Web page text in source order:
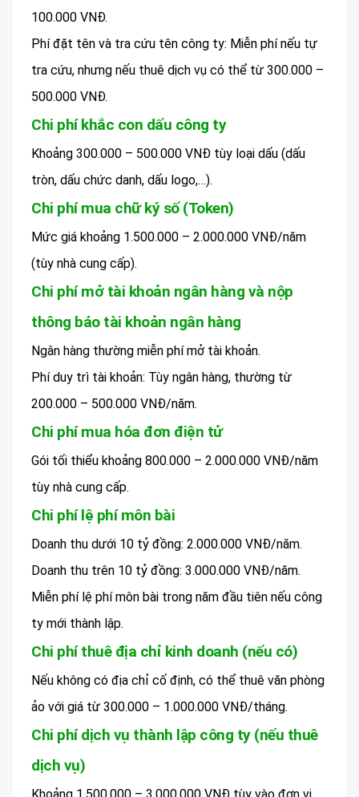
100.000 VNĐ.
Phí đặt tên và tra cứu tên công ty: Miễn phí nếu tự
tra cứu, nhưng nếu thuê dịch vụ có thể từ 300.000 –
500.000 VNĐ.
Chi phí khắc con dấu công ty
Khoảng 300.000 – 500.000 VNĐ tùy loại dấu (dấu
tròn, dấu chức danh, dấu logo,…).
Chi phí mua chữ ký số (Token)
Mức giá khoảng 1.500.000 – 2.000.000 VNĐ/năm
(tùy nhà cung cấp).
Chi phí mở tài khoản ngân hàng và nộp
thông báo tài khoản ngân hàng
Ngân hàng thường miễn phí mở tài khoản.
Phí duy trì tài khoản: Tùy ngân hàng, thường từ
200.000 – 500.000 VNĐ/năm.
Chi phí mua hóa đơn điện tử
Gói tối thiểu khoảng 800.000 – 2.000.000 VNĐ/năm
tùy nhà cung cấp.
Chi phí lệ phí môn bài
Doanh thu dưới 10 tỷ đồng: 2.000.000 VNĐ/năm.
Doanh thu trên 10 tỷ đồng: 3.000.000 VNĐ/năm.
Miễn phí lệ phí môn bài trong năm đầu tiên nếu công
ty mới thành lập.
Chi phí thuê địa chỉ kinh doanh (nếu có)
Nếu không có địa chỉ cố định, có thể thuê văn phòng
ảo với giá từ 300.000 – 1.000.000 VNĐ/tháng.
Chi phí dịch vụ thành lập công ty (nếu thuê
dịch vụ)